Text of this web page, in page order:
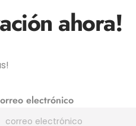
ahora!
electrónico